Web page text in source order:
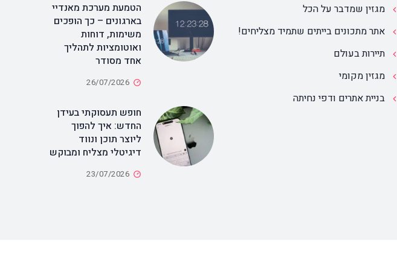
מגזין שמדבר על הכל
אתר מתכונים בייתים שתמיד מצליחים!
תיירות בעולם
מגזין מקומי
בניית אתרים ודפי נחיתה
הטמעת מערכת מאנדיי
בארגונים – כך הופכים
משימות, דוחות
ואוטומציות לתהליך
אחד מסודר
26/07/2026
חופש תעסוקתי בעידן
החדש: איך להפוך
ליוצר תוכן ונווד
דיגיטלי מצליח ומבוקש
23/07/2026